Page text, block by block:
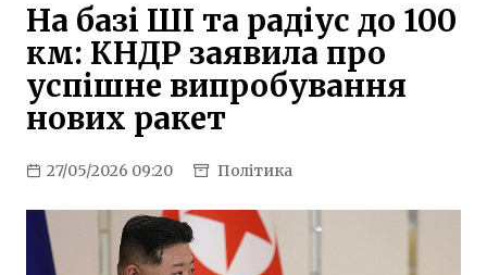
На базі ШІ та радіус до 100
км: КНДР заявила про
успішне випробування
нових ракет
27/05/2026 09:20 Політика